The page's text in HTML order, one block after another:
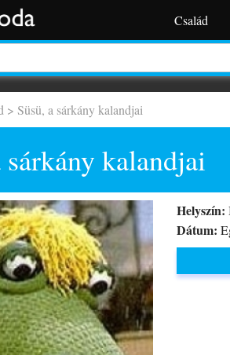
Család
> Süsü, a sárkány kalandjai
sárkány kalandjai
Helyszín:
Dátum: